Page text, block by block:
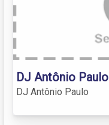
DJ Antônio Paulo
DJ Antônio Paulo